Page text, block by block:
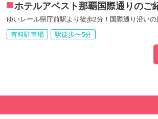
ホテルアベスト那覇国際通りのご
ゆいレール県庁前駅より徒歩2分！国際通り沿い
有料駐車場
駅徒歩〜5分